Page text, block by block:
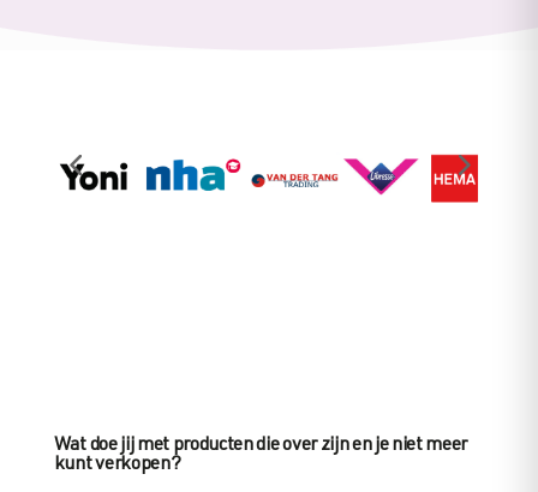
Wat doe jij met producten die over zijn en je niet meer
kunt verkopen?